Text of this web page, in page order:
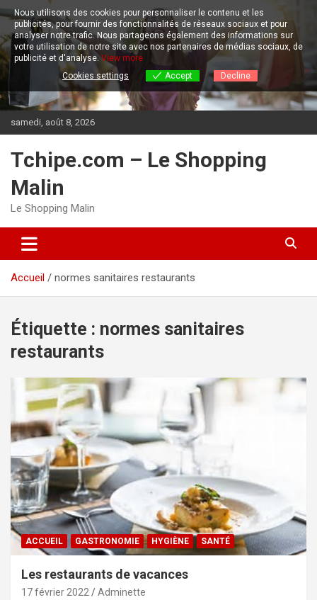
Aller
au
contenu
samedi, août 8, 2026
Tchipe.com – Le Shopping
Malin
Le Shopping Malin
Accueil normes sanitaires restaurants
Étiquette : normes sanitaires
restaurants
ACCUEIL GASTRONOMIE HYGIÈNE SANTÉ
Les restaurants de vacances
17 février 2022 Adminette
Nous utilisons des cookies pour personnaliser le contenu et les
publicités, pour fournir des fonctionnalités de réseaux sociaux et pour
analyser notre trafic.Nous partageons également des informations sur
votre utilisation de notre site avec nos partenaires de médias sociaux, de
publicité et d'analyse. View more
Cookies settings
Accept Decline